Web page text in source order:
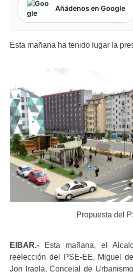
Añádenos en Google
Esta mañana ha tenido lugar la
Propuesta del
EIBAR.- Esta mañana, el
reelección del PSE-EE, Miguel
Jon Iraola, Concejal de